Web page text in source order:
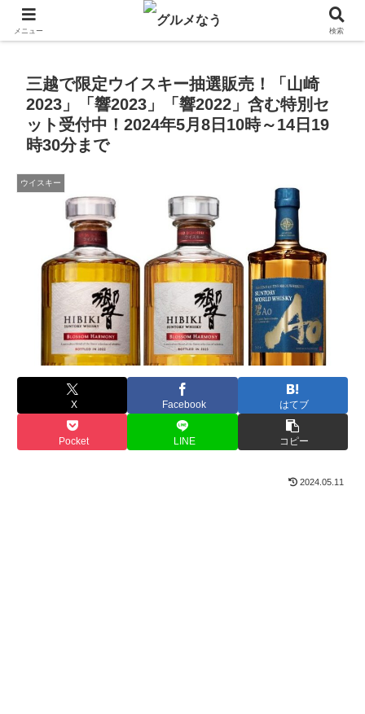
飲食店キャンペーン・食品飲料お菓子新発売のグルメニュース。
三越で限定ウイスキー抽選販売！「山崎
2023」「響2023」「響2022」含む特別セ
ット受付中！2024年5月8日10時～14日19
時30分まで
ウイスキー
X Facebook はてブ
Pocket LINE コピー
2024.05.11
メニュー 検索